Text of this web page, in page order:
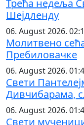
Трећа недеља
Шејдленду
06. August 2026.
Молитвено
Пребиловачке
06. August 2026.
Свети
Дивчибарама,
06. August 2026.
Свети